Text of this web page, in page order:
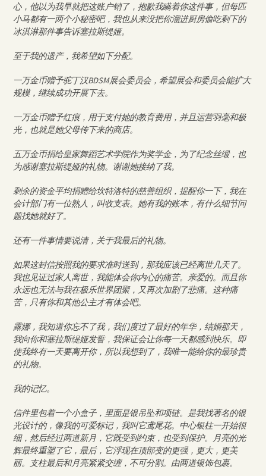
心，他以为我早就把这账户销了，抱歉我瞒着你这件事，但每匹
小马都有一两个小秘密吧，我也从来没把你溜进厨房偷吃剩下的
冰淇淋那件事告诉塞拉斯缇娅。
至于我的遗产，我希望如下分配。
一万金币赠予驼丁汉BDSM展会委员会，希望展会和委员会能扩大
规模，继续成功开展下去。
一万金币赠予红痕，用于支付她的教育费用，并且运营羽毫和极
光，也就是她父母传下来的商店。
五万金币捐给皇家舞蹈艺术学院作为奖学金，为了纪念丝缎，也
为感谢塞拉斯缇娅的礼物。谢谢她接纳了我。
剩余的资金平均捐赠给坎特洛特的慈善组织，提醒你一下，我在
会计部门有一位熟人，叫收支表。她有我的账本，有什么细节问
题找她就好了。
还有一件事情要说清，关于我最后的礼物。
如果这封信按照我的要求准时送到，那我应该已经离世几天了。
我也见证过家人离世，我能体会你内心的痛苦。亲爱的。而且你
永远也无法与我在极乐世界团聚，又再次加剧了悲痛。这种痛
苦，只有你和其他公主才有体会吧。
露娜，我知道你忘不了我，我们度过了最好的年华，结婚那天，
我向你和塞拉斯缇娅发誓，我保证会让你每一天都感到快乐。即
使我终有一天要离开你，所以我想到了，我唯一能给你的最珍贵
的礼物。
我的记忆。
信件里包着一个小盒子，里面是银吊坠和项链。是我找著名的银
光设计的，像我的可爱标记，我叫它鸢尾花。中心银柱一开始很
细，然后经过两道新月，它既受到约束，也受到保护。月亮的光
辉最终重塑了它，最后，它浮现在顶部变的更强，更大，更美
丽。支柱最后和月亮紧紧交缠，不可分割。由两道银饰包裹。